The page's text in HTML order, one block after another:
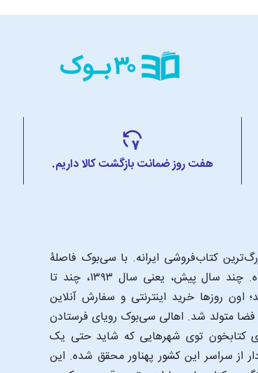
هفت روز ضمانت بازگشت کالا داریم.
کتاب‌فروشی ایرانه. با سی‌بوک فاصلۀ
شما تا یک کتابفروشی بزرگ و پروپیمون تنها به اندازۀ یک کلیک شده. چند سال پیش، یعنی سال ۱۳۹۳، چند تا
روزها خرید اینترنتی و سفارش آنلاین
متولد شد. اهالی سی‌بوک رویای فرستادن
کتابخون توی شهرهایی که شاید حتی یک
از سراسر این کشور پهناور محقق شده. این